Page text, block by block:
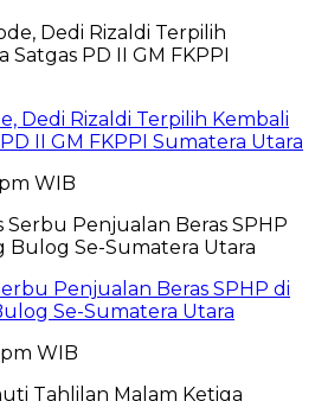
Dedi Rizaldi Terpilih Kembali
II GM FKPPI Sumatera Utara
WIB
Penjualan Beras SPHP di
Se-Sumatera Utara
WIB